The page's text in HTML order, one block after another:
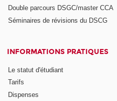
Double parcours DSGC/master CCA
Séminaires de révisions du DSCG
INFORMATIONS PRATIQUES
Le statut d'étudiant
Tarifs
Dispenses